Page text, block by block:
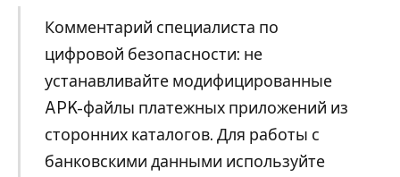
Комментарий специалиста по
цифровой безопасности: не
устанавливайте модифицированные
APK-файлы платежных приложений из
сторонних каталогов. Для работы с
банковскими данными используйте